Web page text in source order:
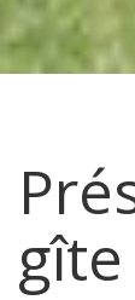
gîte